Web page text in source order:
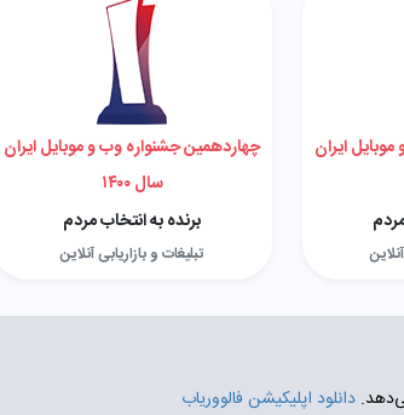
ایران
چهاردهمین جشنواره وب و موبایل ایران
سال ۱۴۰۰
برنده به انتخاب مردم
تبلیغات و بازاریابی آنلاین
دانلود اپلیکیشن فالووریاب